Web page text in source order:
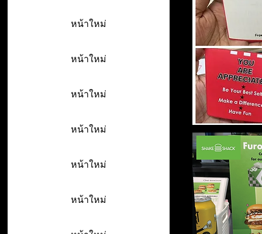
หน้าใหม่
หน้าใหม่
หน้าใหม่
หน้าใหม่
หน้าใหม่
หน้าใหม่